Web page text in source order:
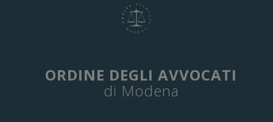
ORDINE DEGLI AVVOCATI
di Modena